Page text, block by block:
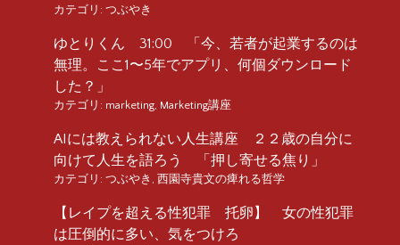
カテゴリ: つぶやき
ゆとりくん 31:00 「今、若者が起業するのは
無理。ここ1〜5年でアプリ、何個ダウンロード
した？」
カテゴリ: marketing, Marketing講座
AIには教えられない人生講座 ２２歳の自分に
向けて人生を語ろう 「押し寄せる焦り」
カテゴリ: つぶやき , 西園寺貴文の痺れる哲学
【レイプを超える性犯罪 托卵】 女の性犯罪
は圧倒的に多い、気をつけろ